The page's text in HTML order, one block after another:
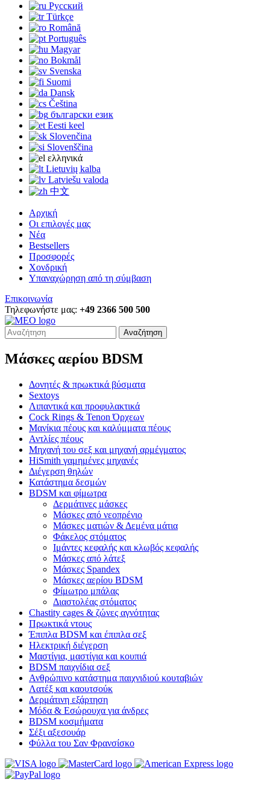
Русский
Türkçe
Română
Português
Magyar
Bokmål
Svenska
Suomi
Dansk
Čeština
български език
Eesti keel
Slovenčina
Slovenščina
ελληνικά
Lietuvių kalba
Latviešu valoda
中文
Αρχική
Οι επιλογές μας
Νέα
Bestsellers
Προσφορές
Χονδρική
Υπαναχώρηση από τη σύμβαση
Επικοινωνία
Τηλεφωνήστε μας: +49 2366 500 500
Αναζήτηση
Μάσκες αερίου BDSM
Δονητές & πρωκτικά βύσματα
Sextoys
Λιπαντικά και προφυλακτικά
Cock Rings & Tenon Όρχεων
Μανίκια πέους και καλύμματα πέους
Αντλίες πέους
Μηχανή του σεξ και μηχανή αρμέγματος
HiSmith γαμημένες μηχανές
Διέγερση θηλών
Κατάστημα δεσμών
BDSM και φίμωτρα
Δερμάτινες μάσκες
Μάσκες από νεοπρένιο
Μάσκες ματιών & Δεμένα μάτια
Φάκελος στόματος
Ιμάντες κεφαλής και κλωβός κεφαλής
Μάσκες από λάτεξ
Μάσκες Spandex
Μάσκες αερίου BDSM
Φίμωτρο μπάλας
Διαστολέας στόματος
Chastity cages & ζώνες αγνότητας
Πρωκτικά ντους
Έπιπλα BDSM και έπιπλα σεξ
Ηλεκτρική διέγερση
Μαστίγια, μαστίγια και κουπιά
BDSM παιχνίδια σεξ
Ανθρώπινο κατάστημα παιχνιδιού κουταβιών
Λατέξ και καουτσούκ
Δερμάτινη εξάρτηση
Μόδα & Εσώρουχα για άνδρες
BDSM κοσμήματα
Σέξι αξεσουάρ
Φύλλα του Σαν Φρανσίσκο